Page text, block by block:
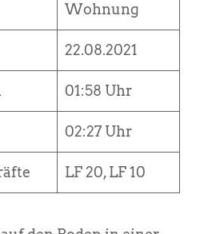
Wohnung
22.08.2021
01:58 Uhr
02:27 Uhr
LF 20, LF 10